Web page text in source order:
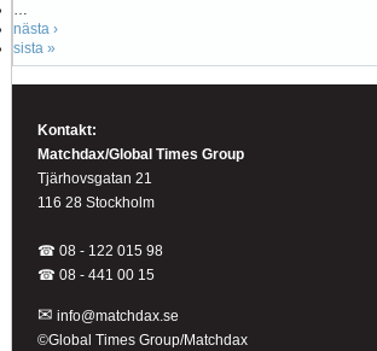
nästa ›
sista »
Kontakt:
Matchdax/Global Times Group
Tjärhovsgatan 21
116 28 Stockholm
☎ 08 - 122 015 98
☎ 08 - 441 00 15
✉ info@matchdax.se
©Global Times Group/Matchdax